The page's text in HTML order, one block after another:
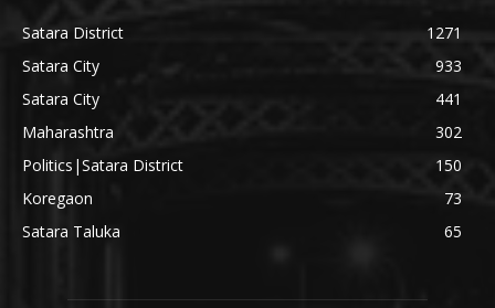
Satara District
1271
Satara City
933
Satara City
441
Maharashtra
302
Politics|Satara District
150
Koregaon
73
Satara Taluka
65